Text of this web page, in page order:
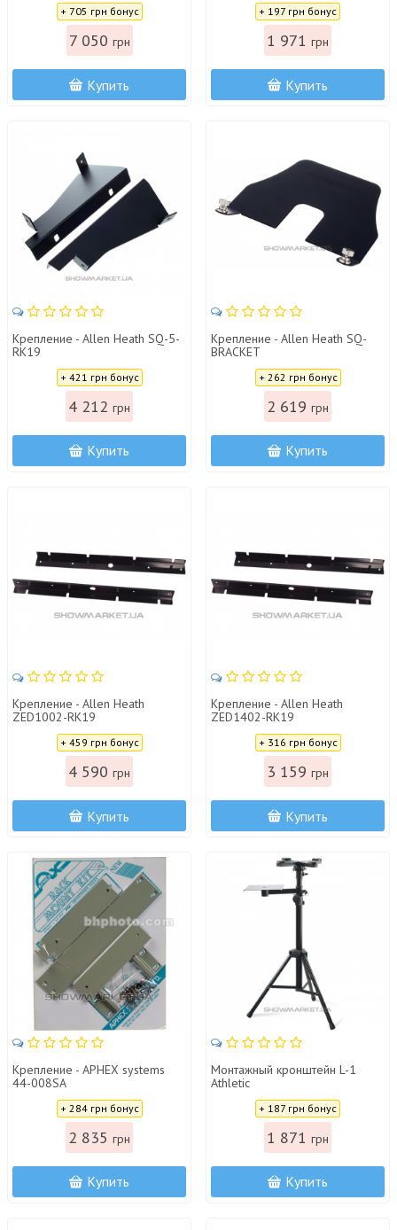
+ 705 грн бонус
7 050 грн
Купить
+ 197 грн бонус
1 971 грн
Купить
Крепление - Allen Heath SQ-5-
RK19
+ 421 грн бонус
4 212 грн
Купить
Крепление - Allen Heath SQ-
BRACKET
+ 262 грн бонус
2 619 грн
Купить
Крепление - Allen Heath
ZED1002-RK19
+ 459 грн бонус
4 590 грн
Купить
Крепление - Allen Heath
ZED1402-RK19
+ 316 грн бонус
3 159 грн
Купить
Крепление - APHEX systems
44-008SA
+ 284 грн бонус
2 835 грн
Купить
Монтажный кронштейн L-1
Athletic
+ 187 грн бонус
1 871 грн
Купить